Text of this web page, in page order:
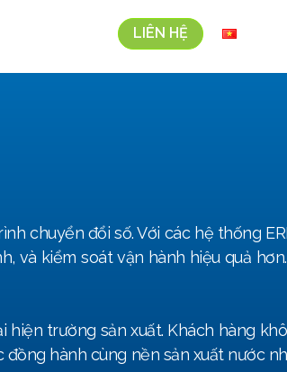
LIÊN HỆ
chuyển đổi số. Với các hệ thống
và kiểm soát vận hành hiệu quả
trường sản xuất. Khách hàng
hành cùng nền sản xuất nước